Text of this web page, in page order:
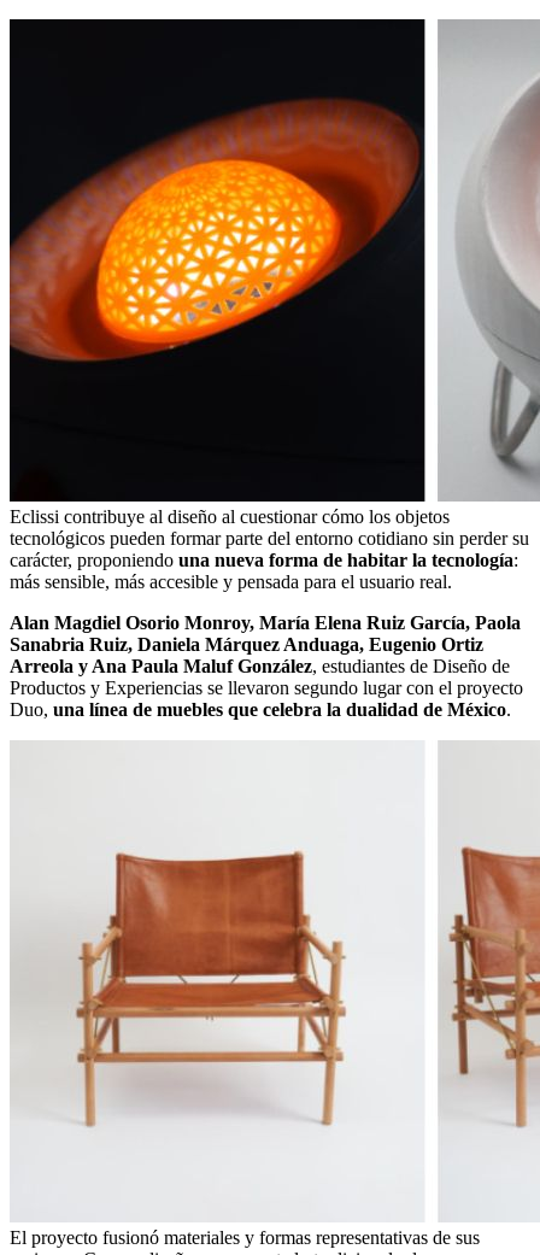
Eclissi contribuye al diseño al cuestionar cómo los objetos
tecnológicos pueden formar parte del entorno cotidiano sin perder su
carácter, proponiendo una nueva forma de habitar la tecnología:
más sensible, más accesible y pensada para el usuario real.
Alan Magdiel Osorio Monroy, María Elena Ruiz García, Paola
Sanabria Ruiz, Daniela Márquez Anduaga, Eugenio Ortiz
Arreola y Ana Paula Maluf González, estudiantes de Diseño de
Productos y Experiencias se llevaron segundo lugar con el proyecto
Duo, una línea de muebles que celebra la dualidad de México.
El proyecto fusionó materiales y formas representativas de sus